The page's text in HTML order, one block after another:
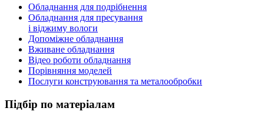
Обладнання для подрібнення
Обладнання для пресування
і віджиму вологи
Допоміжне обладнання
Вживане обладнання
Відео роботи обладнання
Порівняння моделей
Послуги конструювання та металообробки
Підбір по матеріалам